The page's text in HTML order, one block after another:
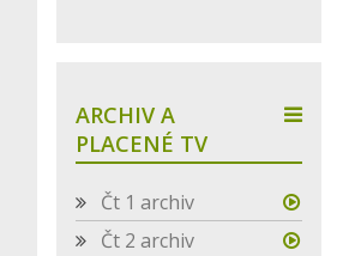
ARCHIV A
PLACENÉ TV
Čt 1 archiv
Čt 2 archiv